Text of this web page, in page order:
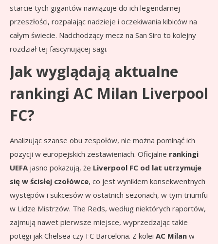
starcie tych gigantów nawiązuje do ich legendarnej
przeszłości, rozpalając nadzieje i oczekiwania kibiców na
całym świecie. Nadchodzący mecz na San Siro to kolejny
rozdział tej fascynującej sagi.
Jak wyglądają aktualne
rankingi AC Milan Liverpool
FC?
Analizując szanse obu zespołów, nie można pominąć ich
pozycji w europejskich zestawieniach. Oficjalne rankingi
UEFAjasno pokazują, że Liverpool FC od lat utrzymuje
się w ścisłej czołówce, co jest wynikiem konsekwentnych
występów i sukcesów w ostatnich sezonach, w tym triumfu
w Lidze Mistrzów. The Reds, według niektórych raportów,
zajmują nawet pierwsze miejsce, wyprzedzając takie
potęgi jak Chelsea czy FC Barcelona. Z kolei AC Milan w